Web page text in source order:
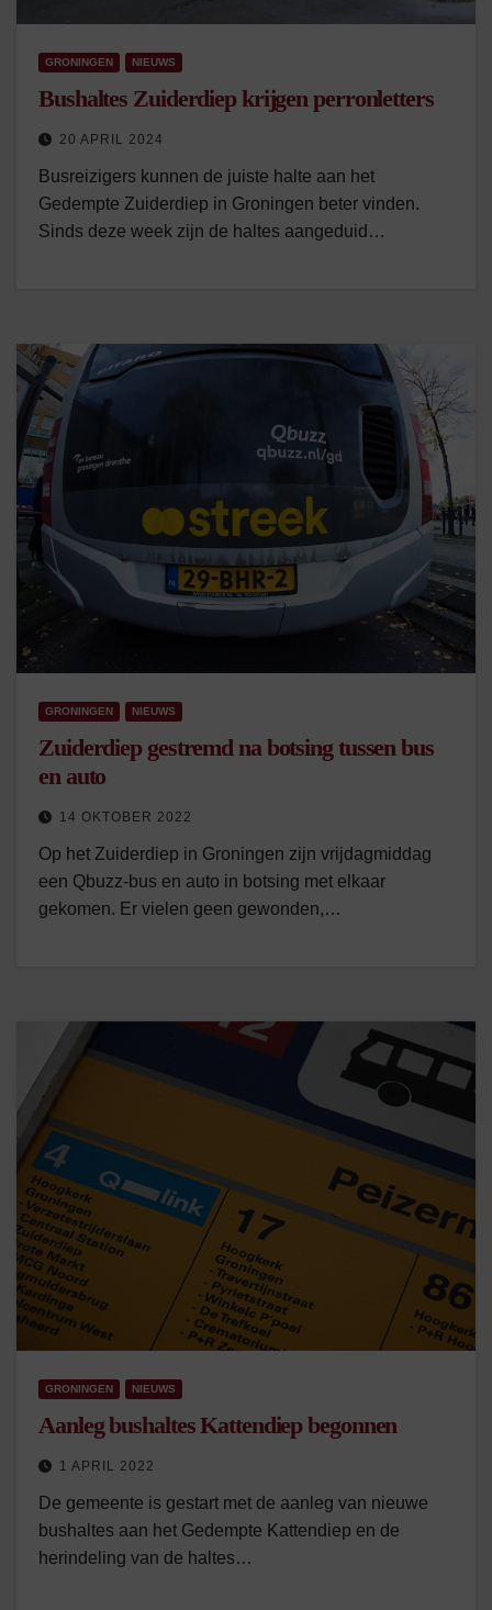
GRONINGEN NIEUWS
Bushaltes Zuiderdiep krijgen perronletters
20 APRIL 2024
Busreizigers kunnen de juiste halte aan het
Gedempte Zuiderdiep in Groningen beter vinden.
Sinds deze week zijn de haltes aangeduid…
GRONINGEN NIEUWS
Zuiderdiep gestremd na botsing tussen bus
en auto
14 OKTOBER 2022
Op het Zuiderdiep in Groningen zijn vrijdagmiddag
een Qbuzz-bus en auto in botsing met elkaar
gekomen. Er vielen geen gewonden,…
GRONINGEN NIEUWS
Aanleg bushaltes Kattendiep begonnen
1 APRIL 2022
De gemeente is gestart met de aanleg van nieuwe
bushaltes aan het Gedempte Kattendiep en de
herindeling van de haltes…